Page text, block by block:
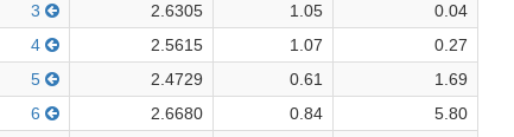
3
2.6305 1.05
0.04
4
2.5615 1.07
0.27
5
2.4729 0.61
1.69
6
2.6680 0.84
5.80